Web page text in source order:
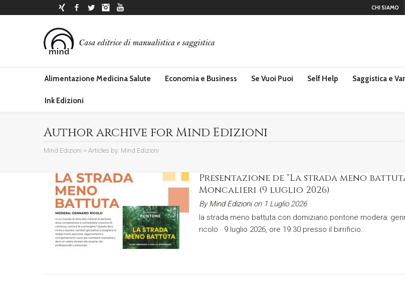
Xing Facebook
Twitter Instagram CHI SIAMO
Alimentazione Medicina Salute Economia e Business Se Vuoi Puoi Self Help Saggistica e
Ink Edizioni
Author archive for Mind Edizioni
Mind Edizioni > Articles by: Mind Edizioni
Presentazione de “La strada meno
Moncalieri (9 luglio 2026)
ByMind Edizionion 1 Luglio 2026
la strada meno battuta con domiziano pontone modera:
ricolo 9 luglio 2026, ore 19.30 presso il birrificio...